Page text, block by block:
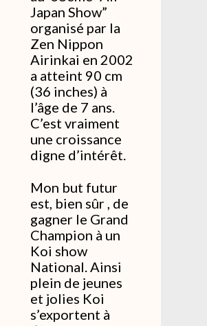
Japan Show”
organisé par la
Zen Nippon
Airinkai en 2002
a atteint 90 cm
(36 inches) à
l’âge de 7 ans.
C’est vraiment
une croissance
digne d’intérêt.
Mon but futur
est, bien sûr , de
gagner le Grand
Champion à un
Koi show
National. Ainsi
plein de jeunes
et jolies Koi
s’exportent à